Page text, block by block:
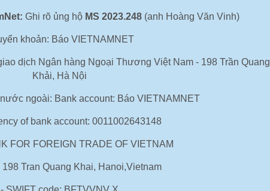
Ghi rõ ủng hộ MS 2023.248 (anh Hoàng Văn Vinh)
khoản: Báo VIETNAMNET
dịch Ngân hàng Ngoại Thương Việt Nam - 198 Trần Quang
Khải, Hà Nội
ngoài: Bank account: Báo VIETNAMNET
of bank account: 0011002643148
FOR FOREIGN TRADE OF VIETNAM
198 Tran Quang Khai, Hanoi,Vietnam